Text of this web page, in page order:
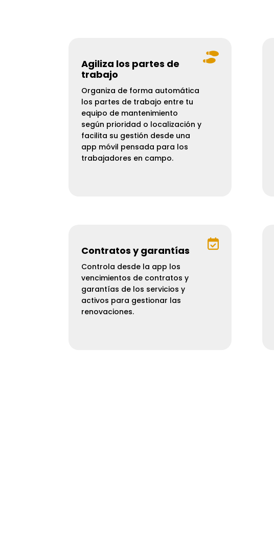

Agiliza los partes de
trabajo
Organiza de forma automática
los partes de trabajo entre tu
equipo de mantenimiento
según prioridad o localización y
facilita su gestión desde una
app móvil pensada para los
trabajadores en campo.

Contratos y garantías
Controla desde la app los
vencimientos de contratos y
garantías de los servicios y
activos para gestionar las
renovaciones.